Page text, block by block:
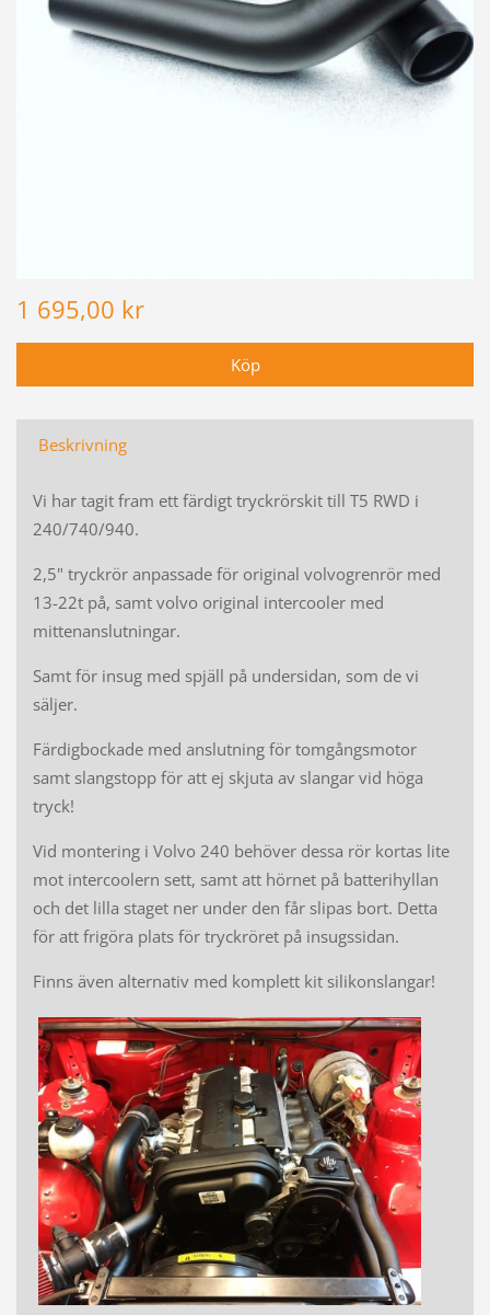
1 695,00 kr
Beskrivning
Vi har tagit fram ett färdigt tryckrörskit till T5 RWD i
240/740/940.
2,5" tryckrör anpassade för original volvogrenrör med
13-22t på, samt volvo original intercooler med
mittenanslutningar.
Samt för insug med spjäll på undersidan, som de vi
säljer.
Färdigbockade med anslutning för tomgångsmotor
samt slangstopp för att ej skjuta av slangar vid höga
tryck!
Vid montering i Volvo 240 behöver dessa rör kortas lite
mot intercoolern sett, samt att hörnet på batterihyllan
och det lilla staget ner under den får slipas bort. Detta
för att frigöra plats för tryckröret på insugssidan.
Finns även alternativ med komplett kit silikonslangar!